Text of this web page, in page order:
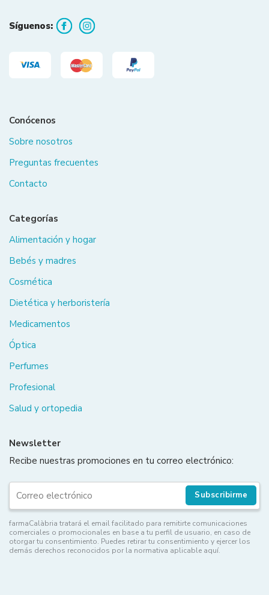
Síguenos:
Conócenos
Sobre nosotros
Preguntas frecuentes
Contacto
Categorías
Alimentación y hogar
Bebés y madres
Cosmética
Dietética y herboristería
Medicamentos
Óptica
Perfumes
Profesional
Salud y ortopedia
Newsletter
Recibe nuestras promociones en tu correo electrónico:
Subscribirme
farmaCalàbria tratará el email facilitado para remitirte comunicaciones
comerciales o promocionales en base a tu perfil de usuario, en caso de
otorgar tu consentimiento. Puedes retirar tu consentimiento y ejercer los
demás derechos reconocidos por la normativa aplicable aquí.